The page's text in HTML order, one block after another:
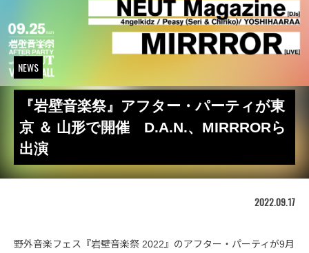
NEWS
『岩壁音楽祭』アフター・パーティが東
京 ＆ 山形で開催 D.A.N.、MIRRRORら
出演
2022.09.17
野外音楽フェス『岩壁音楽祭 2022』のアフター・パーティが9月